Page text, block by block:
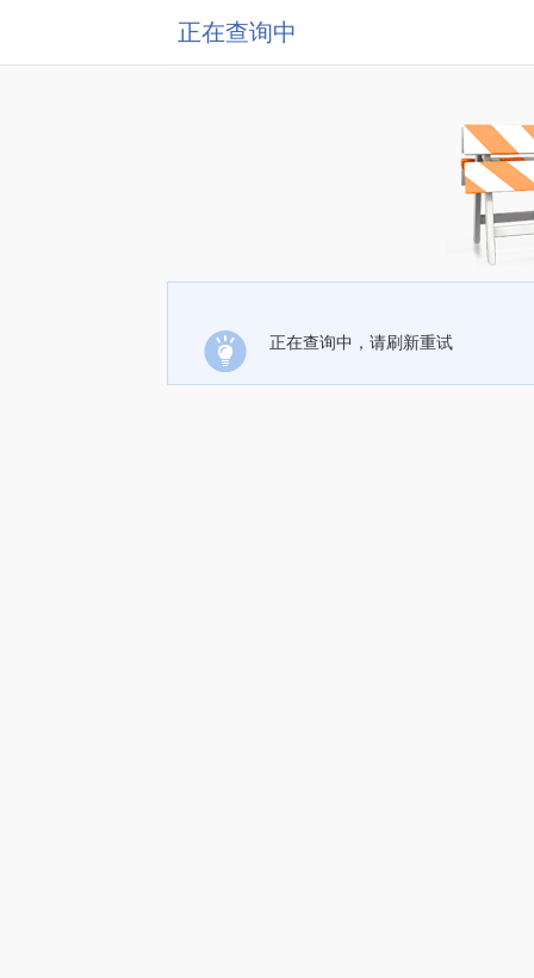
正在查询中
正在查询中，请刷新重试